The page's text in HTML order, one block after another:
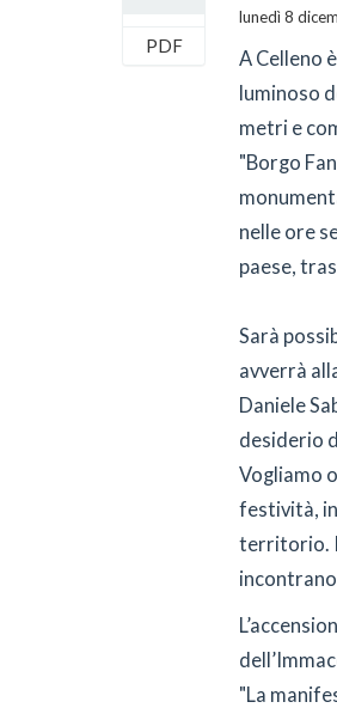
PDF
lunedì 8
A Celleno
luminoso
metri e
"Borgo
nelle ore
paese,
Sarà
avverrà
Daniele
desiderio
Vogliamo
festività,
territorio.
"La